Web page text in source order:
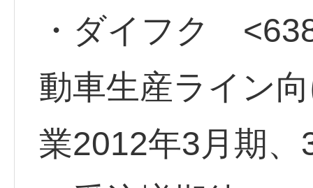
・ダイフク
動車生産ライン
業2012年3月期